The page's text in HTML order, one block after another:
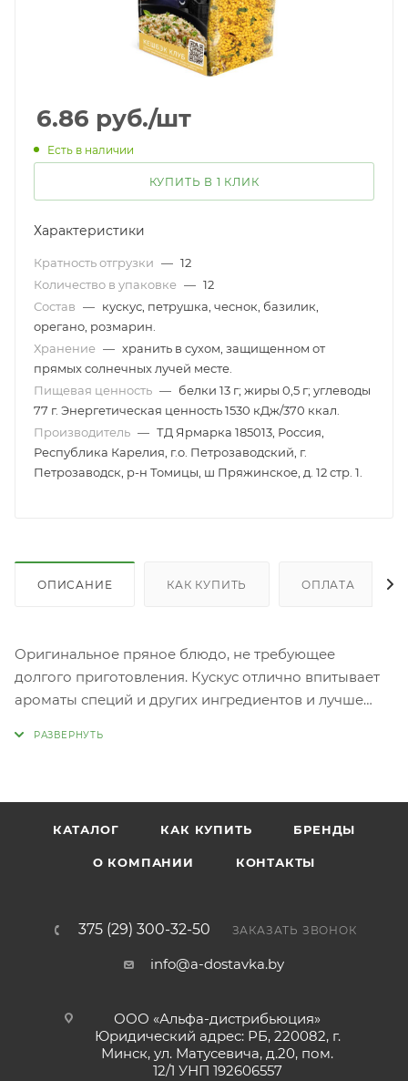
6.86 руб./шт
Есть в наличии
КУПИТЬ В 1 КЛИК
Характеристики
Кратность отгрузки — 12
Количество в упаковке — 12
Состав — кускус, петрушка, чеснок, базилик,
орегано, розмарин.
Хранение — хранить в сухом, защищенном от
прямых солнечных лучей месте.
Пищевая ценность — белки 13 г; жиры 0,5 г; углеводы
77 г. Энергетическая ценность 1530 кДж/370 ккал.
Производитель — ТД Ярмарка 185013, Россия,
Республика Карелия, г.о. Петрозаводский, г.
Петрозаводск, р-н Томицы, ш Пряжинское, д. 12 стр. 1.
ОПИСАНИЕ КАК КУПИТЬ ОПЛАТА
Оригинальное пряное блюдо, не требующее
долгого приготовления. Кускус отлично впитывает
ароматы специй и других ингредиентов и лучше
мясу, овощам или же самостоятельное блюдо, подав
его с соусом.
КАТАЛОГ КАК КУПИТЬ БРЕНДЫ
О КОМПАНИИ КОНТАКТЫ
375 (29) 300-32-50 ЗАКАЗАТЬ ЗВОНОК
info@a-dostavka.by
ООО «Альфа-дистрибьюция»
Юридический адрес: РБ, 220082, г.
Минск, ул. Матусевича, д.20, пом.
12/1 УНП 192606557